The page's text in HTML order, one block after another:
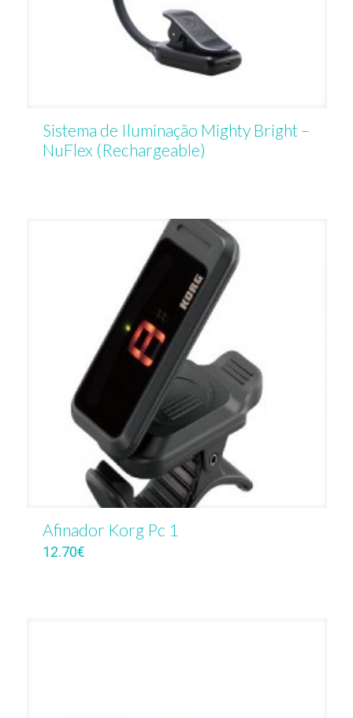
Sistema de Iluminação Mighty Bright –
NuFlex (Rechargeable)
Afinador Korg Pc 1
12.70€